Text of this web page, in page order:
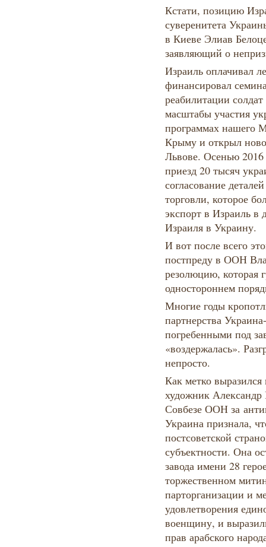
Кстати, позицию
суверенитета
в Киеве Элиав
заявляющий о
Израиль оплачивал
финансировал
реабилитации
масштабы участия
программах нашего
Крыму и открыл
Львове. Осенью 2016
приезд 20 тысяч
согласование
торговли, которое
экспорт в Израиль в
Израиля в Украину.
И вот после всего
постпреду в ООН
резолюцию, которая
одностороннем
Многие годы
партнерства
погребенными под
«воздержалась».
непросто.
Как метко
художник Александр
Совбезе ООН за
Украина признала,
постсоветской
субъектности. Она
завода имени 28
торжественном
парторганизации и
удовлетворения
военщину, и
прав арабского